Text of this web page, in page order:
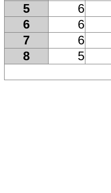
5
6
6
6
7
6
8
5